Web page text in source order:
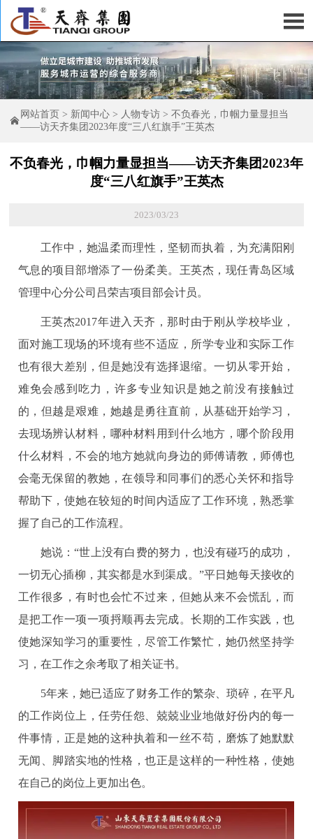


网站首页 > 新闻中心 > 人物专访 > 不负春光，巾帼力量显担当
——访天齐集团2023年度“三八红旗手”王英杰
不负春光，巾帼力量显担当——访天齐集团2023年
度“三八红旗手”王英杰
2023/03/23
工作中，她温柔而理性，坚韧而执着，为充满阳刚
气息的项目部增添了一份柔美。王英杰，现任青岛区域
管理中心分公司吕荣吉项目部会计员。
王英杰2017年进入天齐，那时由于刚从学校毕业，
面对施工现场的环境有些不适应，所学专业和实际工作
也有很大差别，但是她没有选择退缩。一切从零开始，
难免会感到吃力，许多专业知识是她之前没有接触过
的，但越是艰难，她越是勇往直前，从基础开始学习，
去现场辨认材料，哪种材料用到什么地方，哪个阶段用
什么材料，不会的地方她就向身边的师傅请教，师傅也
会毫无保留的教她，在领导和同事们的悉心关怀和指导
帮助下，使她在较短的时间内适应了工作环境，熟悉掌
握了自己的工作流程。
她说：“世上没有白费的努力，也没有碰巧的成功，
一切无心插柳，其实都是水到渠成。”平日她每天接收的
工作很多，有时也会忙不过来，但她从来不会慌乱，而
是把工作一项一项捋顺再去完成。长期的工作实践，也
使她深知学习的重要性，尽管工作繁忙，她仍然坚持学
习，在工作之余考取了相关证书。
5年来，她已适应了财务工作的繁杂、琐碎，在平凡
的工作岗位上，任劳任怨、兢兢业业地做好份内的每一
件事情，正是她的这种执着和一丝不苟，磨炼了她默默
无闻、脚踏实地的性格，也正是这样的一种性格，使她
在自己的岗位上更加出色。